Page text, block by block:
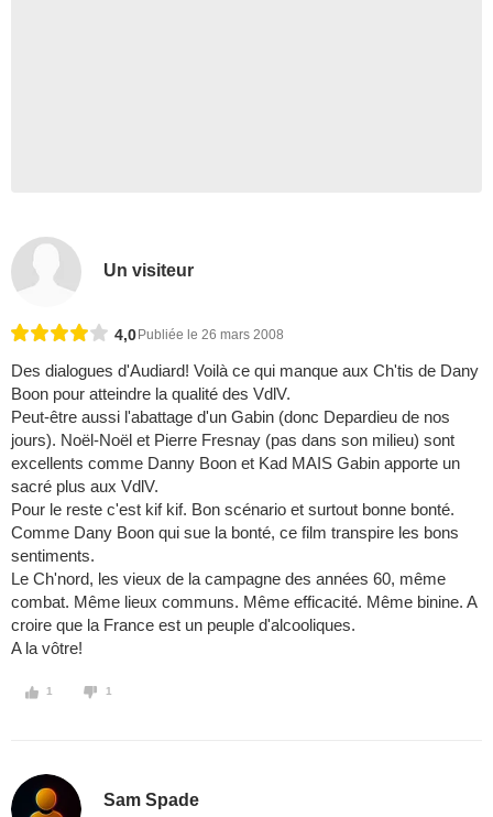
Un visiteur
4,0 Publiée le 26 mars 2008
Des dialogues d'Audiard! Voilà ce qui manque aux Ch'tis de Dany
Boon pour atteindre la qualité des VdlV.
Peut-être aussi l'abattage d'un Gabin (donc Depardieu de nos
jours). Noël-Noël et Pierre Fresnay (pas dans son milieu) sont
excellents comme Danny Boon et Kad MAIS Gabin apporte un
sacré plus aux VdlV.
Pour le reste c'est kif kif. Bon scénario et surtout bonne bonté.
Comme Dany Boon qui sue la bonté, ce film transpire les bons
sentiments.
Le Ch'nord, les vieux de la campagne des années 60, même
combat. Même lieux communs. Même efficacité. Même binine. A
croire que la France est un peuple d'alcooliques.
A la vôtre!
1 1
Sam Spade